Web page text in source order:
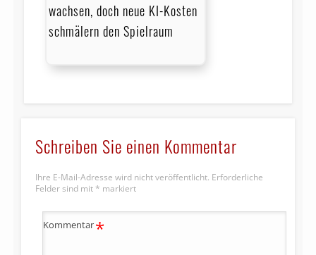
wachsen, doch neue KI-Kosten
schmälern den Spielraum
Schreiben Sie einen Kommentar
Ihre E-Mail-Adresse wird nicht veröffentlicht. Erforderliche
Felder sind mit * markiert
Kommentar*